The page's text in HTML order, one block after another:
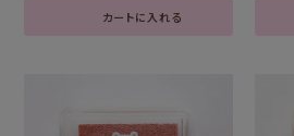
カートに入れる